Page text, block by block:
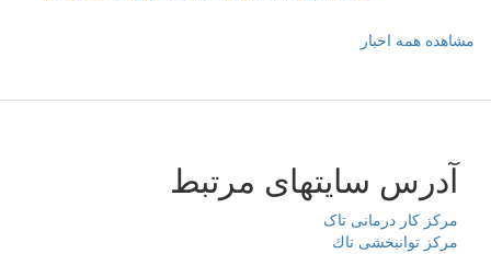
مشاهده همه اخبار
آدرس سایتهای مرتبط
مرکز کار درمانی تاک
مرکز توانبخشی تاك